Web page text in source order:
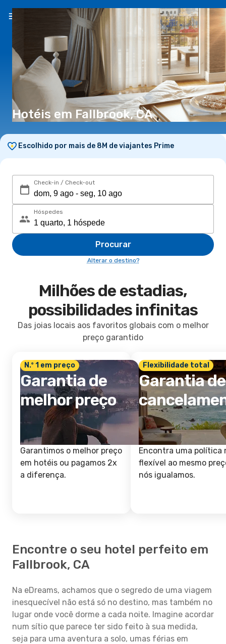
PT(€)
Hotéis em Fallbrook, CA
Escolhido por mais de 8M de viajantes Prime
Check-in / Check-out
Hóspedes
Procurar
Alterar o destino?
Milhões de estadias,
possibilidades infinitas
Das joias locais aos favoritos globais com o melhor
preço garantido
N.º 1 em preço
Garantia de
melhor preço
Garantimos o melhor preço
em hotéis ou pagamos 2x
a diferença.
Flexibilidade total
Garantia de
Encontra uma política
flexível ao mesmo
nós igualamos.
Encontre o seu hotel perfeito em
Fallbrook, CA
Na eDreams, achamos que o segredo de uma viagem
inesquecível não está só no destino, mas também no
lugar onde você dorme a cada noite. Imagine acordar
num sítio que parece ter sido feito à sua medida,
seja para uma aventura a solo, umas férias em